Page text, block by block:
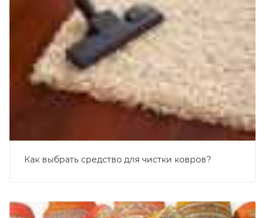
Как выбрать средство для чистки ковров?